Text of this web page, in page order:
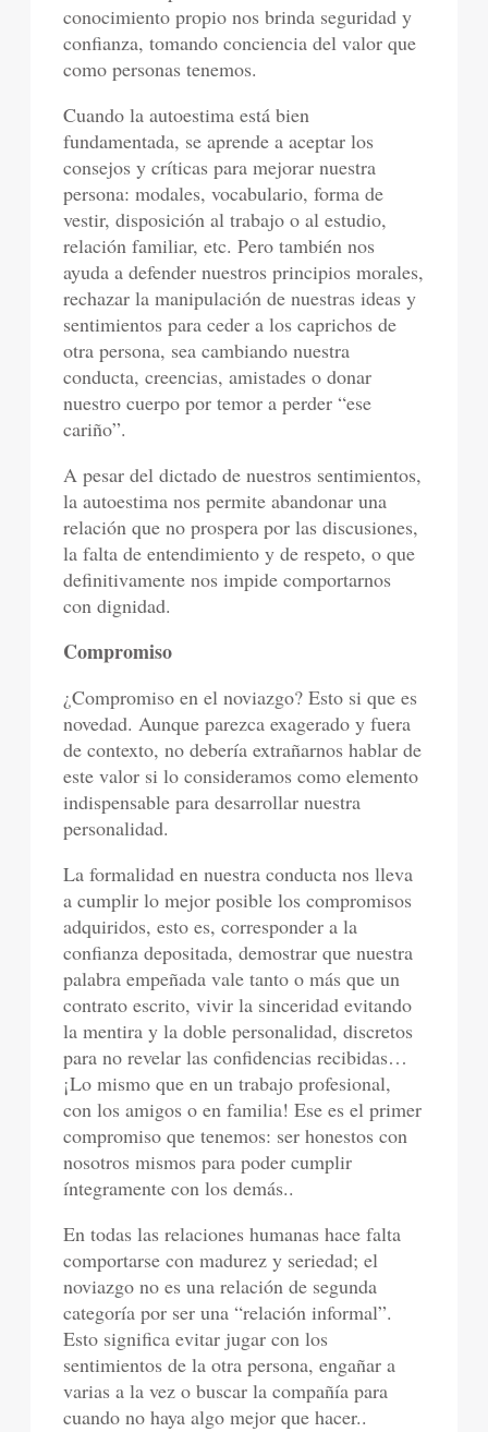
conocimiento propio nos brinda seguridad y
confianza, tomando conciencia del valor que
como personas tenemos.
Cuando la autoestima está bien
fundamentada, se aprende a aceptar los
consejos y críticas para mejorar nuestra
persona: modales, vocabulario, forma de
vestir, disposición al trabajo o al estudio,
relación familiar, etc. Pero también nos
ayuda a defender nuestros principios morales,
rechazar la manipulación de nuestras ideas y
sentimientos para ceder a los caprichos de
otra persona, sea cambiando nuestra
conducta, creencias, amistades o donar
nuestro cuerpo por temor a perder “ese
cariño”.
A pesar del dictado de nuestros sentimientos,
la autoestima nos permite abandonar una
relación que no prospera por las discusiones,
la falta de entendimiento y de respeto, o que
definitivamente nos impide comportarnos
con dignidad.
Compromiso
¿Compromiso en el noviazgo? Esto si que es
novedad. Aunque parezca exagerado y fuera
de contexto, no debería extrañarnos hablar de
este valor si lo consideramos como elemento
indispensable para desarrollar nuestra
personalidad.
La formalidad en nuestra conducta nos lleva
a cumplir lo mejor posible los compromisos
adquiridos, esto es, corresponder a la
confianza depositada, demostrar que nuestra
palabra empeñada vale tanto o más que un
contrato escrito, vivir la sinceridad evitando
la mentira y la doble personalidad, discretos
para no revelar las confidencias recibidas…
¡Lo mismo que en un trabajo profesional,
con los amigos o en familia! Ese es el primer
compromiso que tenemos: ser honestos con
nosotros mismos para poder cumplir
íntegramente con los demás..
En todas las relaciones humanas hace falta
comportarse con madurez y seriedad; el
noviazgo no es una relación de segunda
categoría por ser una “relación informal”.
Esto significa evitar jugar con los
sentimientos de la otra persona, engañar a
varias a la vez o buscar la compañía para
cuando no haya algo mejor que hacer..